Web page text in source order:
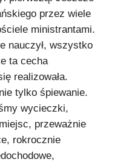
przez wiele
ministrantami.
nauczył, wszystko
ta cecha
realizowała.
tylko śpiewanie.
wycieczki,
przeważnie
rokrocznie